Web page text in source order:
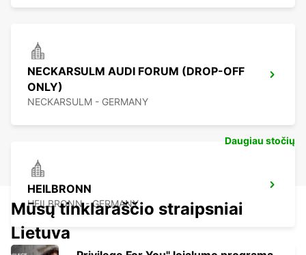
NECKARSULM AUDI FORUM (DROP-OFF
ONLY)
NECKARSULM - GERMANY
HEILBRONN
HEILBRONN - GERMANY
Daugiau stočių
Mūsų tinklaraščio straipsniai
Lietuva